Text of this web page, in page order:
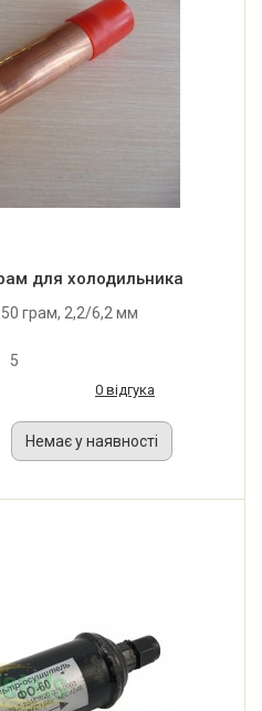
для холодильника
50 грам, 2,2/6,2 мм
5
0 відгука
Немає у наявності